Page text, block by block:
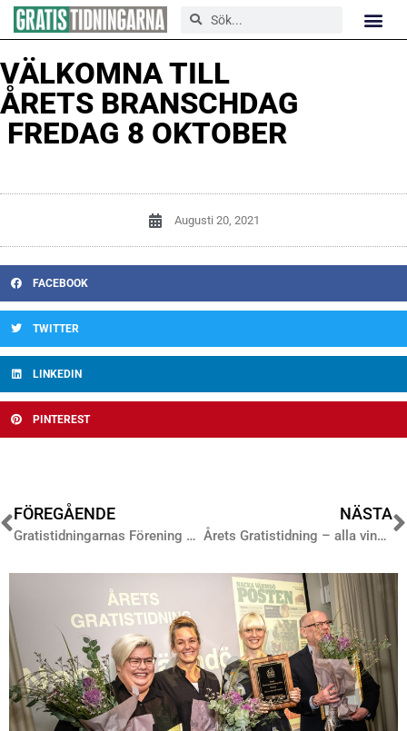
VÄLKOMNA TILL
ÅRETS BRANSCHDAG
FREDAG 8 OKTOBER
Augusti 20, 2021
FACEBOOK
TWITTER
LINKEDIN
PINTEREST
FÖREGÅENDE
Gratistidningarnas Förening anser att nytt mediestöd måste konstrueras med medborgarna i fokus
NÄSTA
Årets Gratistidning – alla vinnarna!